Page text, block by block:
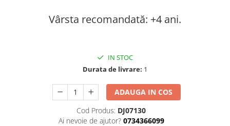
Vârsta recomandată: +4 ani.
IN STOC
Durata de livrare: 1
ADAUGA IN COS
Cod Produs: DJ07130
Ai nevoie de ajutor? 0734366099